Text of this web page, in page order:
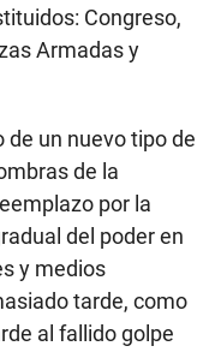
Congreso,
Armadas y
un nuevo tipo de
de la
por la
del poder en
y medios
tarde, como
al fallido golpe